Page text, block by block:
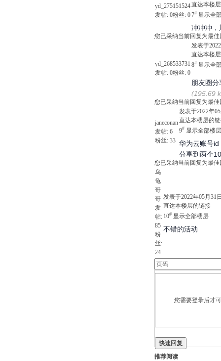
yd_275151524
发帖: 0粉丝: 0
直达本楼
7# 显示全
冲冲冲，
您已采纳当前回复为最佳
yd_268533731
发帖: 0粉丝: 0
发表于
直达本楼
8# 显示全
朋友圈
(195.69
您已采纳当前回复为最佳
janeconan
发帖: 6
粉丝: 33
发表于2022年
直达本楼层的
9# 显示全部楼层
华为云账号
分享到两个
您已采纳当前回复为最佳
乌
龟
哥
哥
发
帖:
85
粉
丝:
24
发表于2022年05月31
直达本楼层的链接
10# 显示全部楼层
不错的活动
您需要登录后才
快速回复
推荐阅读